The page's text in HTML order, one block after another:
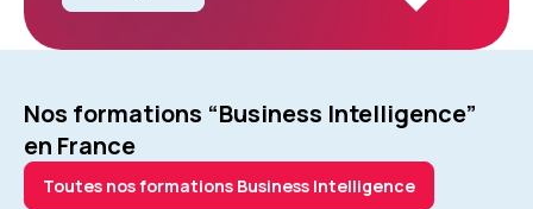
Nos formations “Business Intelligence”
en France
Toutes nos formations Business Intelligence